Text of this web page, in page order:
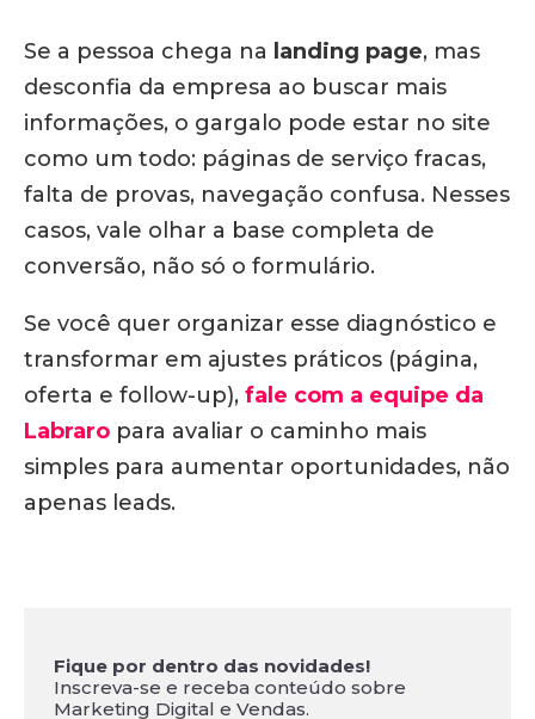
Se a pessoa chega na landing page, mas
desconfia da empresa ao buscar mais
informações, o gargalo pode estar no site
como um todo: páginas de serviço fracas,
falta de provas, navegação confusa. Nesses
casos, vale olhar a base completa de
conversão, não só o formulário.
Se você quer organizar esse diagnóstico e
transformar em ajustes práticos (página,
oferta e follow-up), fale com a equipe da
Labraro para avaliar o caminho mais
simples para aumentar oportunidades, não
apenas leads.
Fique por dentro das novidades!
Inscreva-se e receba conteúdo sobre
Marketing Digital e Vendas.